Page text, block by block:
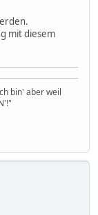
mit diesem
bin' aber weil